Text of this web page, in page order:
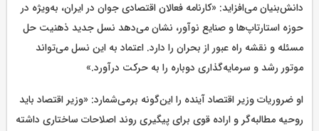
دانش‌بنیان می‌افزاید: «کارنامه فعالان اقتصادی جوان در ایران، به‌ویژه در
حوزه استارتاپ‌ها و صنایع نوآور، نشان می‌دهد نسل جدید ذهنیت حل
مسئله و نقشه راه عبور از بحران را دارد. اعتماد به این نسل می‌تواند
موتور رشد و سرمایه‌گذاری دوباره را به حرکت درآورد.»
او ضروریات وزیر اقتصاد آینده را این‌گونه برمی‌شمارد: «وزیر اقتصاد باید
روحیه مطالبه‌گر و اراده قوی برای پیگیری روند اصلاحات ساختاری داشته